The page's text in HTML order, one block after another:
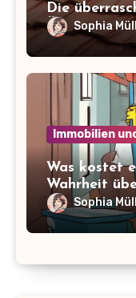
Die
Überblick!
Sophia
Immobilien
Was kostet
Wahrheit
Sophia